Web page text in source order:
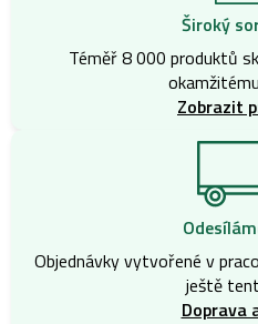
Široký
Téměř 8 000 produktů
Zobrazit
Objednávky vytvořené v
ještě
Doprava